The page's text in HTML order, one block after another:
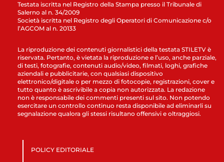
Testata iscritta nel Registro della Stampa presso il Tribunale di
Salerno al n. 34/2009
Società iscritta nel Registro degli Operatori di Comunicazione c/o
l’AGCOM al n. 20133
La riproduzione dei contenuti giornalistici della testata STILETV è
riservata. Pertanto, è vietata la riproduzione e l’uso, anche parziale,
di testi, fotografie, contenuti audio/video, filmati, loghi, grafiche
aziendali e pubblicitarie, con qualsiasi dispositivo
elettronico/digitale o per mezzo di fotocopie, registrazioni, cover e
tutto quanto è ascrivibile a copia non autorizzata. La redazione
non è responsabile dei commenti presenti sul sito. Non potendo
esercitare un controllo continuo resta disponibile ad eliminarli su
segnalazione qualora gli stessi risultano offensivi e oltraggiosi.
POLICY EDITORIALE